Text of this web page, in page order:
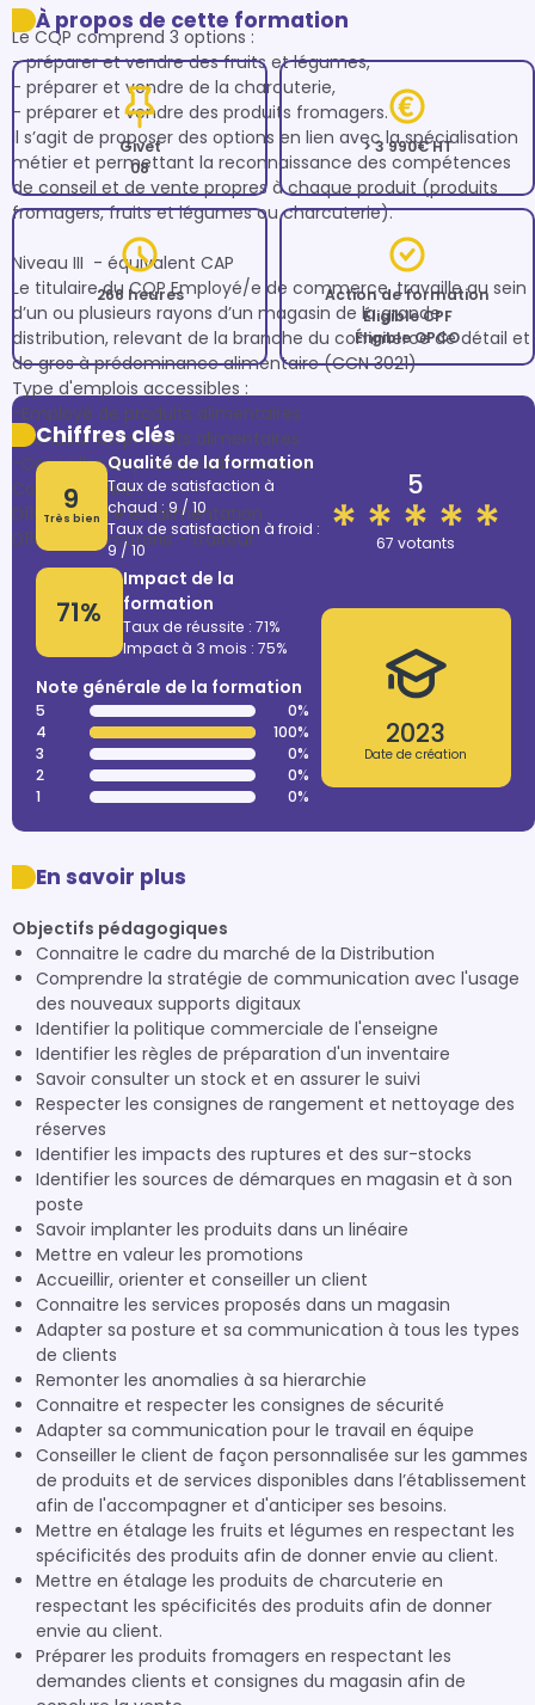
Le CQP comprend 3 options :
- préparer et vendre des fruits et légumes,
- préparer et vendre de la charcuterie,
- préparer et vendre des produits fromagers.
Il s’agit de proposer des options en lien avec la spécialisation
métier et permettant la reconnaissance des compétences
de conseil et de vente propres à chaque produit (produits
fromagers, fruits et légumes ou charcuterie).
Niveau III  - équivalent CAP
Le titulaire du CQP Employé/e de commerce, travaille au sein
d’un ou plusieurs rayons d’un magasin de la grande
distribution, relevant de la branche du commerce de détail et
de gros à prédominance alimentaire (CCN 3021)
Type d'emplois accessibles :
-Employé de produits alimentaires
-Vendeur de produits alimentaires
-Conseiller de produits alimentaires
Code(s) ROME :
D1106 - Vente en alimentation
À propos de cette formation
Givet
08
> 3 990€ HT
266 heures
Action de formation
Éligible CPF
Éligible OPCO
Chiffres clés
9
Très bien
Qualité de la formation
Taux de satisfaction à
chaud : 9 / 10
Taux de satisfaction à froid :
9 / 10
71%
Impact de la
formation
Taux de réussite : 71%
Impact à 3 mois : 75%
Note générale de la formation
5
0%
4
100%
3
0%
2
0%
1
0%
5
67 votants
2023
Date de création
En savoir plus
Objectifs pédagogiques
Connaitre le cadre du marché de la Distribution
Comprendre la stratégie de communication avec l'usage
des nouveaux supports digitaux
Identifier la politique commerciale de l'enseigne
Identifier les règles de préparation d'un inventaire
Savoir consulter un stock et en assurer le suivi
Respecter les consignes de rangement et nettoyage des
réserves
Identifier les impacts des ruptures et des sur-stocks
Identifier les sources de démarques en magasin et à son
poste
Savoir implanter les produits dans un linéaire
Mettre en valeur les promotions
Accueillir, orienter et conseiller un client
Connaitre les services proposés dans un magasin
Adapter sa posture et sa communication à tous les types
de clients
Remonter les anomalies à sa hierarchie
Connaitre et respecter les consignes de sécurité
Adapter sa communication pour le travail en équipe
Conseiller le client de façon personnalisée sur les gammes
de produits et de services disponibles dans l’établissement
afin de l'accompagner et d'anticiper ses besoins.
Mettre en étalage les fruits et légumes en respectant les
spécificités des produits afin de donner envie au client.
Mettre en étalage les produits de charcuterie en
respectant les spécificités des produits afin de donner
envie au client.
Préparer les produits fromagers en respectant les
demandes clients et consignes du magasin afin de